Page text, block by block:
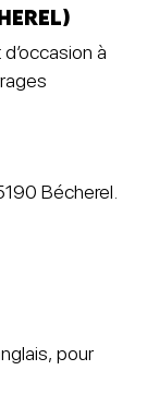
à
Bécherel.
pour